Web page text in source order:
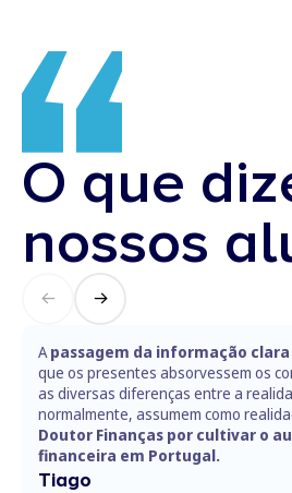
O que
nossos
A passagem da informação clara
que os presentes absorvessem os
as diversas diferenças entre a
normalmente, assumem como
Doutor Finanças por cultivar o
financeira em Portugal.
Tiago